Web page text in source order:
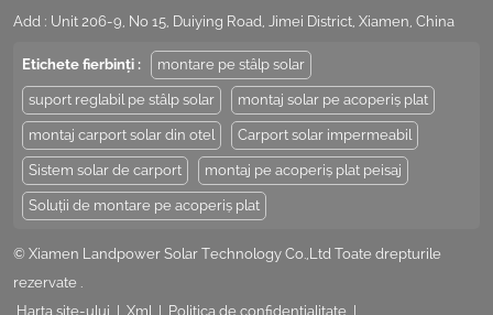
Add : Unit 206-9, No 15, Duiying Road, Jimei District, Xiamen, China
Etichete fierbinți : montare pe stâlp solar
suport reglabil pe stâlp solar montaj solar pe acoperiș plat
montaj carport solar din otel Carport solar impermeabil
Sistem solar de carport montaj pe acoperiș plat peisaj
Soluții de montare pe acoperiș plat
© Xiamen Landpower Solar Technology Co.,Ltd Toate drepturile
rezervate .
Harta site-ului
Xml Politica de confidențialitate